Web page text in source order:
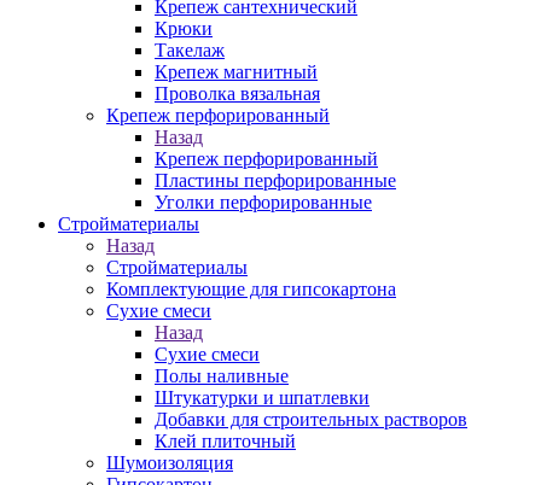
Крепеж сантехнический
Крюки
Такелаж
Крепеж магнитный
Проволка вязальная
Крепеж перфорированный
Назад
Крепеж перфорированный
Пластины перфорированные
Уголки перфорированные
Стройматериалы
Назад
Стройматериалы
Комплектующие для гипсокартона
Сухие смеси
Назад
Сухие смеси
Полы наливные
Штукатурки и шпатлевки
Добавки для строительных растворов
Клей плиточный
Шумоизоляция